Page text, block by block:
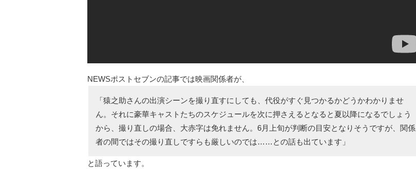
NEWSポストセブンの記事では映画関係者が、
「猿之助さんの出演シーンを撮り直すにしても、代役がすぐ見つかるかどうかわかりませ
ん。それに豪華キャストたちのスケジュールを次に押さえるとなると夏以降になるでしょう
から、撮り直しの場合、大赤字は免れません。6月上旬が判断の目安となりそうですが、関係
者の間ではその撮り直しですらも厳しいのでは……との話も出ています」
と語っています。